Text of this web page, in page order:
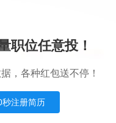
职位任意投！
，各种红包送不停！
秒注册简历